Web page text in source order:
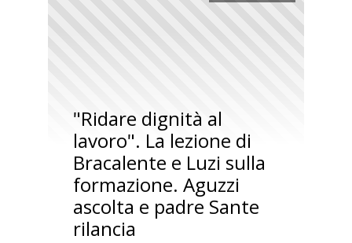
"Ridare dignità al
lavoro". La lezione di
Bracalente e Luzi sulla
formazione. Aguzzi
ascolta e padre Sante
rilancia